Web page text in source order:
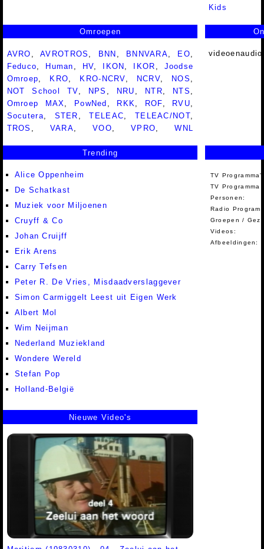
Kids
Omroepen
AVRO ,AVROTROS , BNN , BNNVARA, EO,
Feduco, Human , HV, IKON , IKOR , Joodse
Omroep, KRO, KRO-NCRV, NCRV, NOS ,
NOT School TV, NPS , NRU , NTR, NTS ,
Omroep MAX, PowNed , RKK, ROF, RVU,
Socutera, STER ,TELEAC, TELEAC/NOT,
TROS , VARA,VOO,VPRO,WNL
Trending
Alice Oppenheim
De Schatkast
Muziek voor Miljoenen
Cruyff & Co
Johan Cruijff
Erik Arens
Carry Tefsen
Peter R. De Vries, Misdaadverslaggever
Simon Carmiggelt Leest uit Eigen Werk
Albert Mol
Wim Neijman
Nederland Muziekland
Wondere Wereld
Stefan Pop
Holland-België
TV
TV Programma
Personen:
Radio
Groepen /
Videos:
Afbeeldingen:
Nieuwe Video's